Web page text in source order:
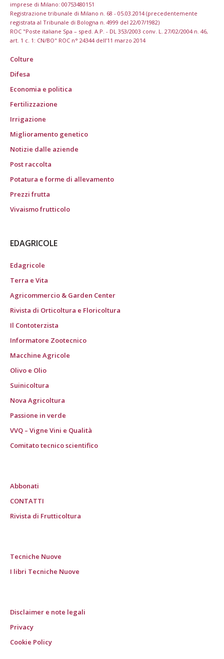
imprese di Milano: 00753480151
Registrazione tribunale di Milano n. 68 - 05.03.2014 (precedentemente
registrata al Tribunale di Bologna n. 4999 del 22/07/1982)
ROC "Poste italiane Spa – sped. A.P. - DL 353/2003 conv. L. 27/02/2004 n. 46,
art. 1 c. 1: CN/BO" ROC n° 24344 dell’11 marzo 2014
Colture
Difesa
Economia e politica
Fertilizzazione
Irrigazione
Miglioramento genetico
Notizie dalle aziende
Post raccolta
Potatura e forme di allevamento
Prezzi frutta
Vivaismo frutticolo
EDAGRICOLE
Edagricole
Terra e Vita
Agricommercio & Garden Center
Rivista di Orticoltura e Floricoltura
Il Contoterzista
Informatore Zootecnico
Macchine Agricole
Olivo e Olio
Suinicoltura
Nova Agricoltura
Passione in verde
VVQ – Vigne Vini e Qualità
Comitato tecnico scientifico
Abbonati
CONTATTI
Rivista di Frutticoltura
Tecniche Nuove
I libri Tecniche Nuove
Disclaimer e note legali
Privacy
Cookie Policy